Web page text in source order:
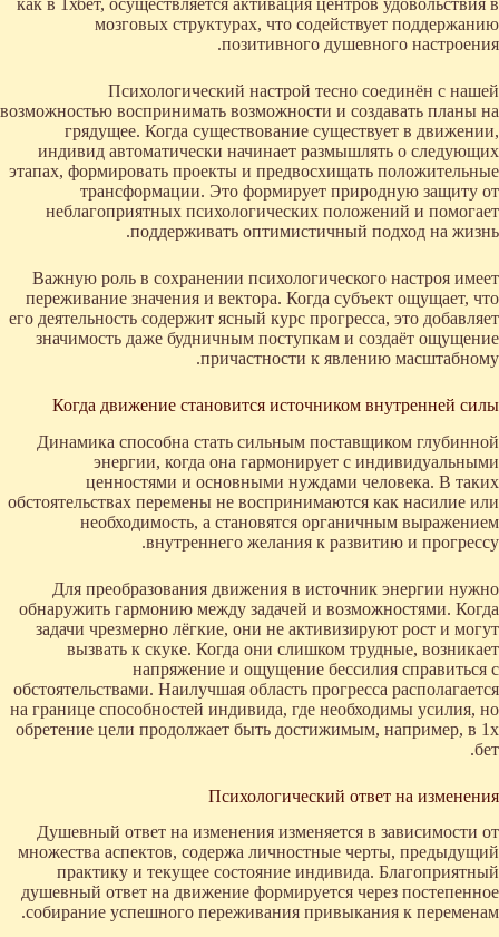
мозговых структурах, что содействует поддержанию
позитивного душевного настроения.
Психологический настрой тесно соединён с нашей
возможностью воспринимать возможности и создавать планы на
грядущее. Когда существование существует в движении,
индивид автоматически начинает размышлять о следующих
этапах, формировать проекты и предвосхищать положительные
трансформации. Это формирует природную защиту от
неблагоприятных психологических положений и помогает
поддерживать оптимистичный подход на жизнь.
Важную роль в сохранении психологического настроя имеет
переживание значения и вектора. Когда субъект ощущает, что
его деятельность содержит ясный курс прогресса, это добавляет
значимость даже будничным поступкам и создаёт ощущение
причастности к явлению масштабному.
Когда движение становится источником внутренней силы
Динамика способна стать сильным поставщиком глубинной
энергии, когда она гармонирует с индивидуальными
ценностями и основными нуждами человека. В таких
обстоятельствах перемены не воспринимаются как насилие или
необходимость, а становятся органичным выражением
внутреннего желания к развитию и прогрессу.
Для преобразования движения в источник энергии нужно
обнаружить гармонию между задачей и возможностями. Когда
задачи чрезмерно лёгкие, они не активизируют рост и могут
вызвать к скуке. Когда они слишком трудные, возникает
напряжение и ощущение бессилия справиться с
обстоятельствами. Наилучшая область прогресса располагается
на границе способностей индивида, где необходимы усилия, но
обретение цели продолжает быть достижимым, например, в 1х
бет.
Психологический ответ на изменения
Душевный ответ на изменения изменяется в зависимости от
множества аспектов, содержа личностные черты, предыдущий
практику и текущее состояние индивида. Благоприятный
душевный ответ на движение формируется через постепенное
собирание успешного переживания привыкания к переменам.